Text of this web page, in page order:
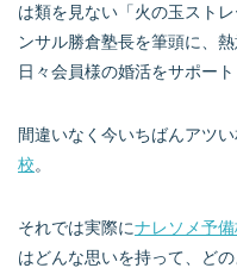
は類を見ない「火の玉スト
ンサル勝倉塾長を筆頭に、熱
日々会員様の婚活をサポート
間違いなく今いちばんアツい
校。
それでは実際にナレソメ予備
はどんな思いを持って、ど